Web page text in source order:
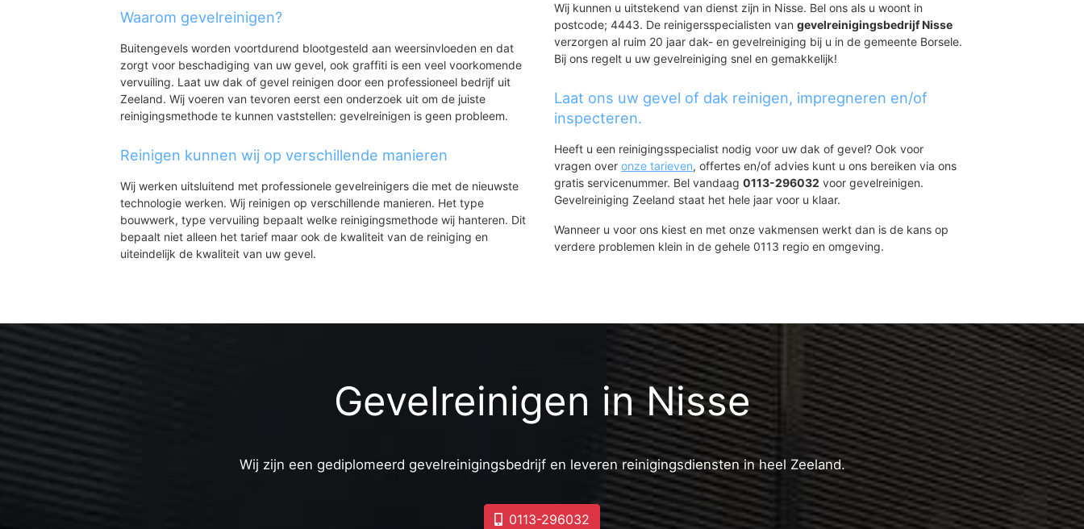
Waarom gevelreinigen?
Buitengevels worden voortdurend blootgesteld aan weersinvloeden en dat
zorgt voor beschadiging van uw gevel, ook graffiti is een veel voorkomende
vervuiling. Laat uw dak of gevel reinigen door een professioneel bedrijf uit
Zeeland. Wij voeren van tevoren eerst een onderzoek uit om de juiste
reinigingsmethode te kunnen vaststellen: gevelreinigen is geen probleem.
Reinigen kunnen wij op verschillende manieren
Wij werken uitsluitend met professionele gevelreinigers die met de nieuwste
technologie werken. Wij reinigen op verschillende manieren. Het type
bouwwerk, type vervuiling bepaalt welke reinigingsmethode wij hanteren. Dit
bepaalt niet alleen het tarief maar ook de kwaliteit van de reiniging en
uiteindelijk de kwaliteit van uw gevel.
Wij kunnen u uitstekend van dienst zijn in Nisse. Bel ons als u woont in
postcode; 4443. De reinigersspecialisten van gevelreinigingsbedrijf Nisse
verzorgen al ruim 20 jaar dak- en gevelreiniging bij u in de gemeente Borsele.
Bij ons regelt u uw gevelreiniging snel en gemakkelijk!
Laat ons uw gevel of dak reinigen, impregneren en/of
inspecteren.
Heeft u een reinigingsspecialist nodig voor uw dak of gevel? Ook voor
vragen over onze tarieven, offertes en/of advies kunt u ons bereiken via ons
gratis servicenummer. Bel vandaag 0113-296032 voor gevelreinigen.
Gevelreiniging Zeeland staat het hele jaar voor u klaar.
Wanneer u voor ons kiest en met onze vakmensen werkt dan is de kans op
verdere problemen klein in de gehele 0113 regio en omgeving.
Gevelreinigen in Nisse
Wij zijn een gediplomeerd gevelreinigingsbedrijf en leveren reinigingsdiensten in heel Zeeland.
0113-296032